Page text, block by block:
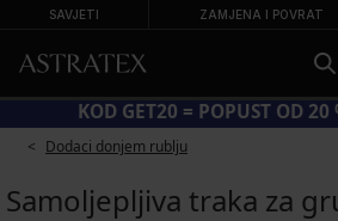
SAVJETI ZAMJENA I POVRAT
KOD GET20 =
Dodaci donjem rublju
Samoljepljiva traka za